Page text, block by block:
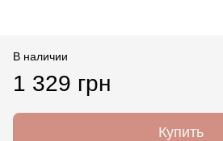
В наличии
1 329 грн
Купить